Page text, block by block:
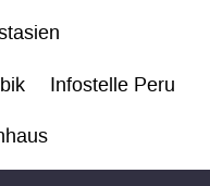
Infostelle Peru